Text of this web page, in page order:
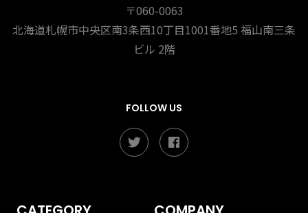
〒060-0063
北海道札幌市中央区南3条西10丁目1001番地5 福山南三条
ビル 2階
FOLLOW US